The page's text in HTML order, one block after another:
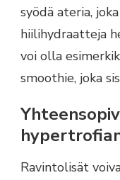
syödä ateria,
hiilihydraatteja
voi olla
smoothie, joka
Ravintolisät